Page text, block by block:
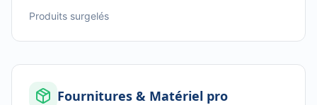
Produits surgelés
Fournitures & Matériel pro